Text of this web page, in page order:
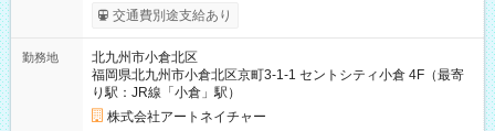
間あり 試用期間の長さ：6ヶ月 雇用形態、給与は本採用時と同
じです。
交通費別途支給あり
勤務地
北九州市小倉北区
福岡県北九州市小倉北区京町3-1-1 セントシティ小倉 4F（最寄
り駅：JR線「小倉」駅）
株式会社アートネイチャー